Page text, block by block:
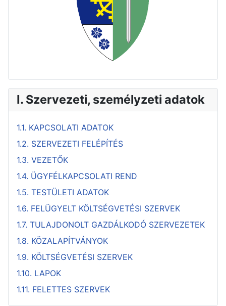
I. Szervezeti, személyzeti adatok
1.1. KAPCSOLATI ADATOK
1.2. SZERVEZETI FELÉPÍTÉS
1.3. VEZETŐK
1.4. ÜGYFÉLKAPCSOLATI REND
1.5. TESTÜLETI ADATOK
1.6. FELÜGYELT KÖLTSÉGVETÉSI SZERVEK
1.7. TULAJDONOLT GAZDÁLKODÓ SZERVEZETEK
1.8. KÖZALAPÍTVÁNYOK
1.9. KÖLTSÉGVETÉSI SZERVEK
1.10. LAPOK
1.11. FELETTES SZERVEK